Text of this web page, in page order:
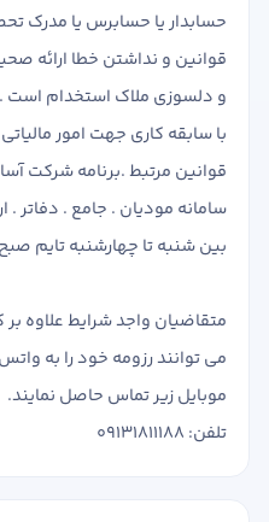
حسابدار یا حسابرس یا مدرک
قوانین و نداشتن خطا ارائه
و دلسوزی ملاک استخدام است .
با سابقه کاری جهت امور
قوانین مرتبط .برنامه شرکت
سامانه مودیان . جامع . دفاتر .
بین شنبه تا چهارشنبه تایم صبح 9-15 چهار روز در ماه
متقاضیان واجد شرایط علاوه
می توانند رزومه خود را به
موبایل زیر تماس حاصل نمایند.
تلفن: 09131811188